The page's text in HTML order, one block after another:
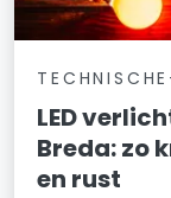
LED
Breda: zo
en rust